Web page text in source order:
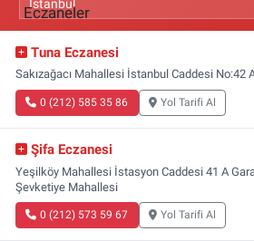
Tuna Eczanesi
Sakızağacı Mahallesi İstanbul Caddesi No:42
0 (212) 585 35 86 Yol Tarifi Al
Şifa Eczanesi
Yeşilköy Mahallesi İstasyon Caddesi 41 A
Şevketiye Mahallesi
0 (212) 573 59 67 Yol Tarifi Al